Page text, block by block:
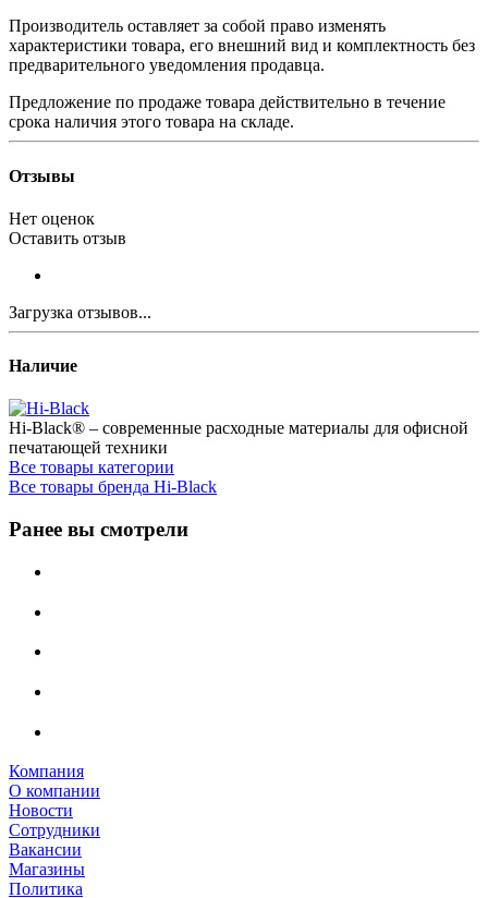
Производитель оставляет за собой право изменять
характеристики товара, его внешний вид и комплектность без
предварительного уведомления продавца.
Предложение по продаже товара действительно в течение
срока наличия этого товара на складе.
Отзывы
Нет оценок
Оставить отзыв
Загрузка отзывов...
Наличие
Hi-Black® – современные расходные материалы для офисной
печатающей техники
Все товары категории
Все товары бренда Hi-Black
Ранее вы смотрели
Компания
О компании
Новости
Сотрудники
Вакансии
Магазины
Политика